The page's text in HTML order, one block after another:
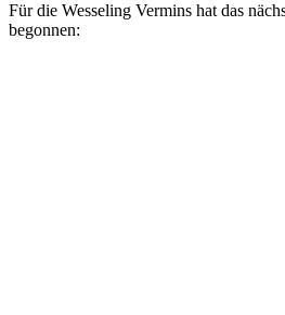
Für die Wesseling Vermins hat das
begonnen: